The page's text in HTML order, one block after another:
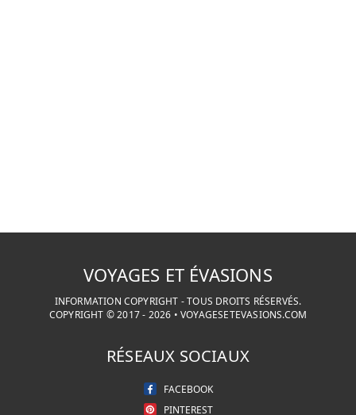
VOYAGES ET ÉVASIONS
INFORMATION COPYRIGHT - TOUS DROITS RÉSERVÉS.
COPYRIGHT © 2017 - 2026 •VOYAGESETEVASIONS.COM
RÉSEAUX SOCIAUX
FACEBOOK
PINTEREST